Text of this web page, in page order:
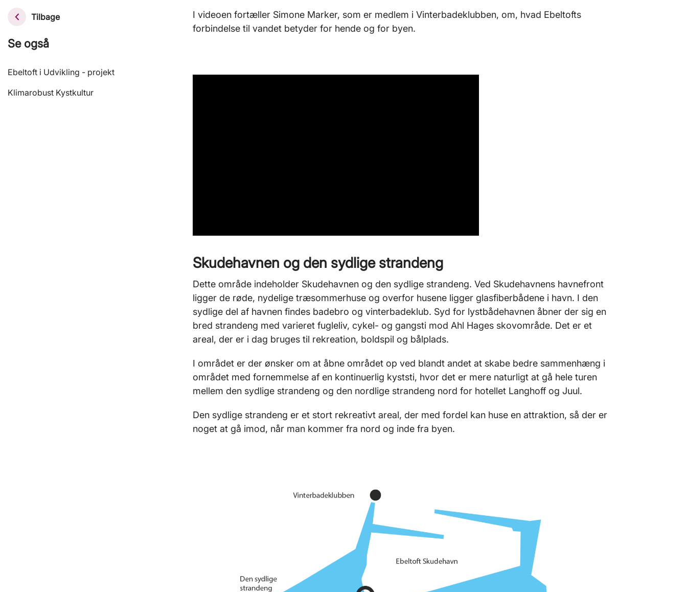
Tilbage
Se også
Ebeltoft i Udvikling - projekt
Klimarobust Kystkultur
I videoen fortæller Simone Marker, som er medlem i Vinterbadeklubben, om, hvad Ebeltofts
forbindelse til vandet betyder for hende og for byen.
Skudehavnen og den sydlige strandeng
Dette område indeholder Skudehavnen og den sydlige strandeng. Ved Skudehavnens havnefront
ligger de røde, nydelige træsommerhuse og overfor husene ligger glasfiberbådene i havn. I den
sydlige del af havnen findes badebro og vinterbadeklub. Syd for lystbådehavnen åbner der sig en
bred strandeng med varieret fugleliv, cykel- og gangsti mod Ahl Hages skovområde. Det er et
areal, der er i dag bruges til rekreation, boldspil og bålplads.
I området er der ønsker om at åbne området op ved blandt andet at skabe bedre sammenhæng i
området med fornemmelse af en kontinuerlig kyststi, hvor det er mere naturligt at gå hele turen
mellem den sydlige strandeng og den nordlige strandeng nord for hotellet Langhoff og Juul.
Den sydlige strandeng er et stort rekreativt areal, der med fordel kan huse en attraktion, så der er
noget at gå imod, når man kommer fra nord og inde fra byen.